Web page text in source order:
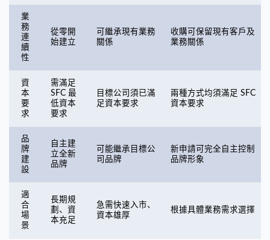
業
務
連
續
性
從零開
始建立
可繼承現有業務
關係
收購可保留現有客戶及
業務關係
資
本
要
求
需滿足
SFC 最
低資本
要求
目標公司須已滿
足資本要求
兩種方式均須滿足 SFC
資本要求
品
牌
建
設
自主建
立全新
品牌
可能繼承目標公
司品牌
新申請可完全自主控制
品牌形象
適
合
場
景
長期規
劃、資
本充足
急需快速入市、
資本雄厚
根據具體業務需求選擇